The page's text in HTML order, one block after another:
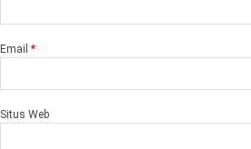
Email *
Situs Web